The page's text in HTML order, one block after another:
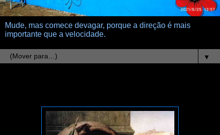
Mude, mas comece devagar, porque a direção é mais
importante que a velocidade.
▼